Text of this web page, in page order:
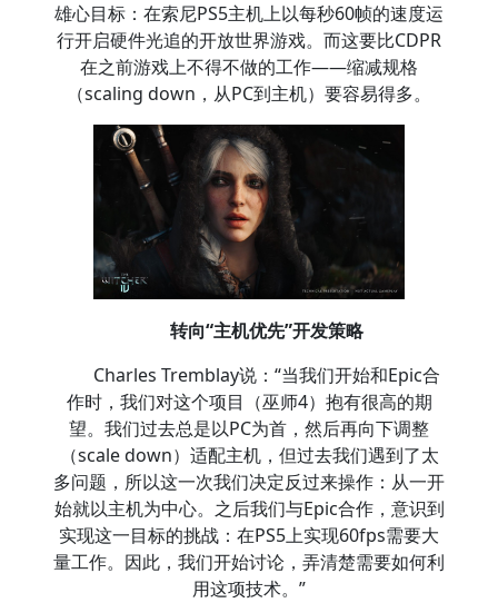
雄心目标：在索尼PS5主机上以每秒60帧的速度运
行开启硬件光追的开放世界游戏。而这要比CDPR
在之前游戏上不得不做的工作——缩减规格
（scaling down，从PC到主机）要容易得多。
转向“主机优先”开发策略
Charles Tremblay说：“当我们开始和Epic合
作时，我们对这个项目（巫师4）抱有很高的期
望。我们过去总是以PC为首，然后再向下调整
（scale down）适配主机，但过去我们遇到了太
多问题，所以这一次我们决定反过来操作：从一开
始就以主机为中心。之后我们与Epic合作，意识到
实现这一目标的挑战：在PS5上实现60fps需要大
量工作。因此，我们开始讨论，弄清楚需要如何利
用这项技术。”